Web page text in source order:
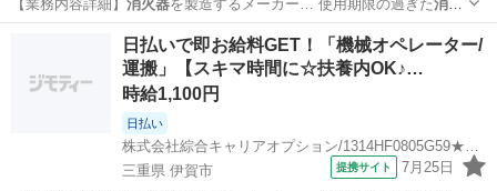
【業務内容詳細】 消火器 を製造するメーカー… 使用期限の過ぎた消火
器を回収し、 分解と… 報】使用期限切れの消火器 働きやすさバツ…
伊賀市 工場
日払いで即お給料GET！「機械オペレーター/
運搬」【スキマ時間に☆扶養内OK♪…
時給1,100円
日払い
株式会社綜合キャリアオプション/1314HF0805G59★32-N
三重県 伊賀市
提携サイト 7月25日